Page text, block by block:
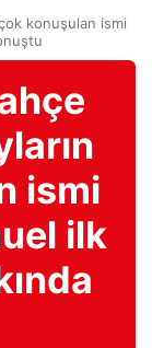
konuşulan ismi
ismi
ilk